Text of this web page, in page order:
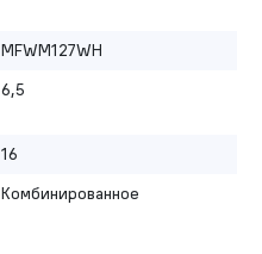
MFWM127WH
6,5
16
Комбинированное